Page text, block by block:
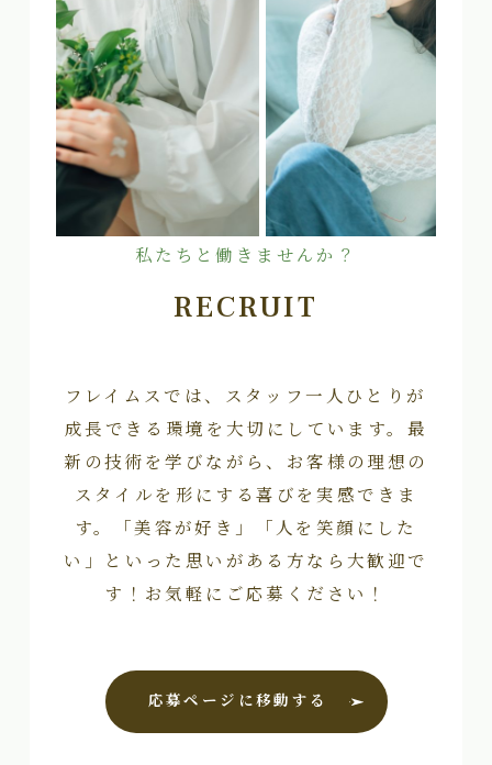
私たちと働きませんか？
RECRUIT
フレイムスでは、スタッフ一人ひとりが
成長できる環境を大切にしています。最
新の技術を学びながら、お客様の理想の
スタイルを形にする喜びを実感できま
す。「美容が好き」「人を笑顔にした
い」といった思いがある方なら大歓迎で
す！お気軽にご応募ください！
応募ページに移動する